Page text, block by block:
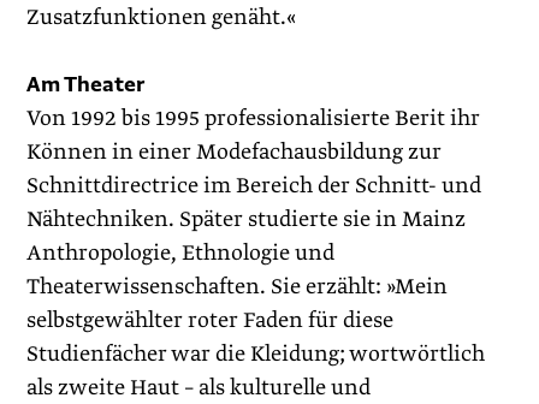
Zusatzfunktionen ­genäht.«
Am Theater
Von 1992 bis 1995 professionalisierte Berit ihr
Können in ­einer Modefachausbildung zur
Schnittdirectrice im Bereich der Schnitt- und
Nähtechniken. Später studierte sie in Mainz
Anthro­pologie, Ethnologie und
Theaterwissenschaften. Sie erzählt: »Mein
selbstgewählter roter Faden für diese
Studienfächer war die Kleidung; wortwörtlich
als zweite Haut – als kulturelle und